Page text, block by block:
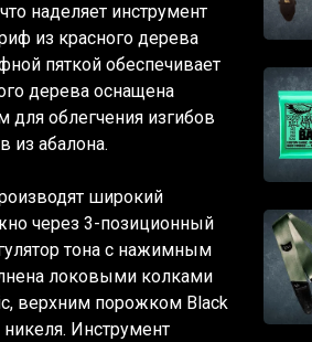
наделяет инструмент
из красного дерева
пяткой обеспечивает
дерева оснащена
облегчения изгибов
из абалона.
широкий
через 3-позиционный
тона с нажимным
локовыми колками
верхним порожком Black
никеля. Инструмент